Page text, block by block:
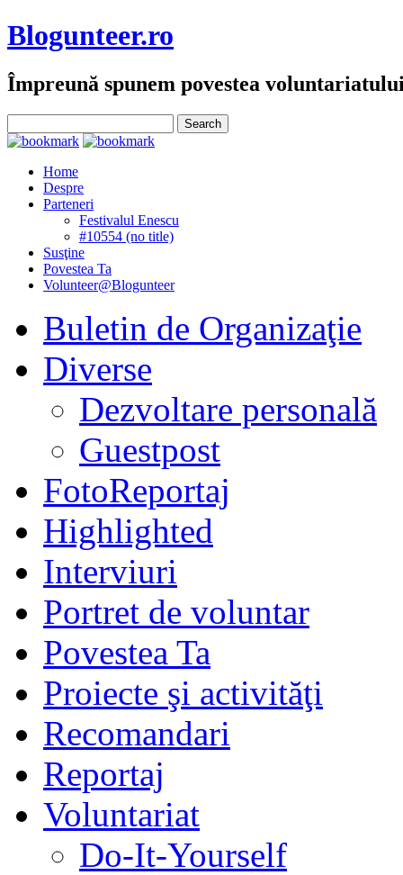
Blogunteer.ro
Împreună spunem povestea
Home
Despre
Parteneri
Festivalul Enescu
#10554 (no title)
Susţine
Povestea Ta
Volunteer@Blogunteer
Buletin de Organizaţie
Diverse
Dezvoltare personală
Guestpost
FotoReportaj
Highlighted
Interviuri
Portret de voluntar
Povestea Ta
Proiecte şi activităţi
Recomandari
Reportaj
Voluntariat
Do-It-Yourself